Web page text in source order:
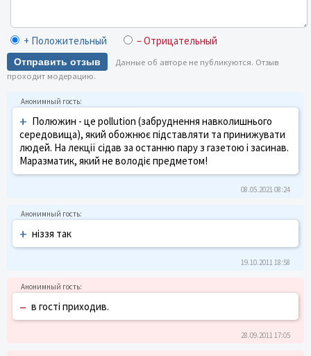
+ Положительный – Отрицательный
Отправить отзыв
Данные об авторе не публикуются. Отзыв
проходит модерацию.
+ Полюжин - це pollution (забруднення навколишнього
середовища), який обожнює підставляти та принижувати
людей. На лекції сідав за останню пару з газетою і засинав.
Маразматик, який не володіє предметом!
08.05.2021 08:24
+ ніззя так
19.10.2011 18:58
– в гості приходив.
28.09.2011 17:05